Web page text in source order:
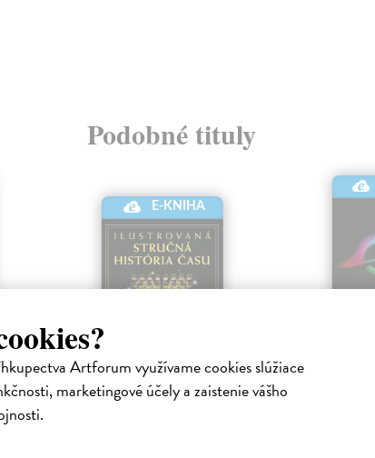
Artforum využívame cookies slúžiace
marketingové účely a zaistenie vášho
Podobné tituly
E-KNIHA
Ilustrovaná stručná
Forshaw